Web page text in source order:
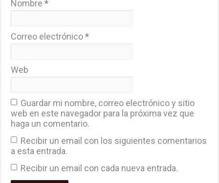
Nombre*
Correo electrónico*
Web
Guardar mi nombre, correo electrónico y sitio
web en este navegador para la próxima vez que
haga un comentario.
Recibir un email con los siguientes comentarios
a esta entrada.
Recibir un email con cada nueva entrada.